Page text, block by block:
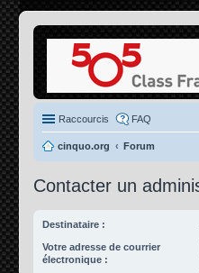
Raccourcis FAQ
cinquo.org Forum
Contacter un
Destinataire :
Votre adresse de courrier
électronique :